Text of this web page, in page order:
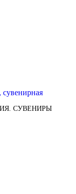
СУВЕНИРЫ